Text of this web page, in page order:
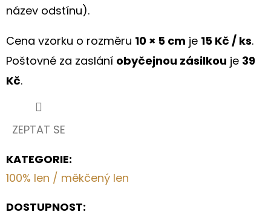
název odstínu).
Cena vzorku o rozměru 10 × 5 cm je 15 Kč / ks.
Poštovné za zaslání obyčejnou zásilkou je 39
Kč.
ZEPTAT SE
KATEGORIE:
100% len / měkčený len
DOSTUPNOST: